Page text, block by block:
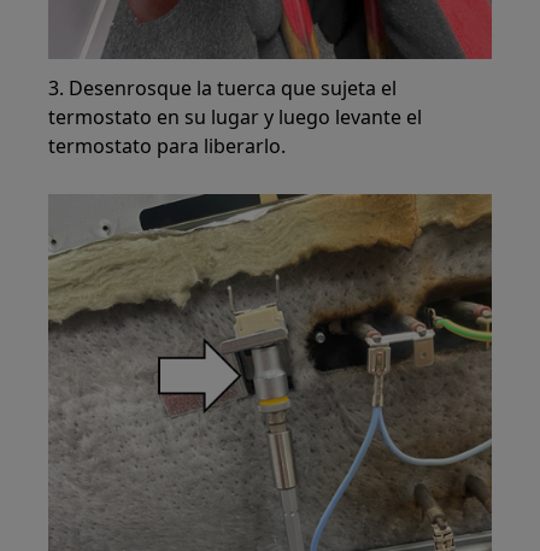
3. Desenrosque la tuerca que sujeta el
termostato en su lugar y luego levante el
termostato para liberarlo.